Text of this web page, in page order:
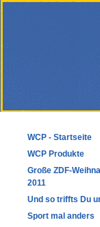
WCP - Startseite
WCP Produkte
Große ZDF-
2011
Und so triffts Du
Sport mal anders